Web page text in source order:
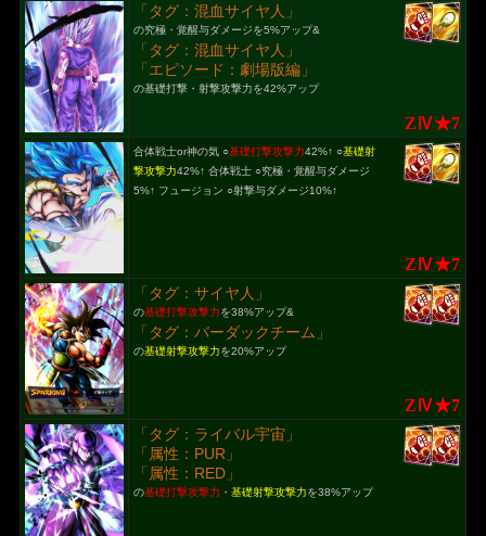
「タグ：混血サイヤ人」
の究極・覚醒与ダメージを5%アップ&
「タグ：混血サイヤ人」
「エピソード：劇場版編」
の基礎打撃・射撃攻撃力を42%アップ
ZⅣ★7
合体戦士or神の気 ○基礎打撃攻撃力42%↑ ○基礎射
撃攻撃力42%↑ 合体戦士 ○究極・覚醒与ダメージ
5%↑ フュージョン ○射撃与ダメージ10%↑
ZⅣ★7
「タグ：サイヤ人」
の基礎打撃攻撃力を38%アップ&
「タグ：バーダックチーム」
の基礎射撃攻撃力を20%アップ
ZⅣ★7
「タグ：ライバル宇宙」
「属性：PUR」
「属性：RED」
の基礎打撃攻撃力 ・ 基礎射撃攻撃力を38%アップ